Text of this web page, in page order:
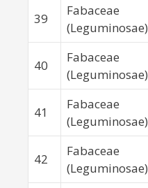
39
Fabaceae
(Leguminosae)
40
Fabaceae
(Leguminosae)
41
Fabaceae
(Leguminosae)
42
Fabaceae
(Leguminosae)